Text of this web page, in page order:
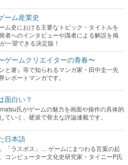
ーム産業史
ム史における主要なトピック・タイトルを
者へのインタビューや識者による解説を掲
一望できる決定版！
ゲームクリエイターの青春〜
と箸』等で知られるマンガ家・田中圭一先
レポートマンガです。
面白い？
氏がゲームの魅力を画面や操作の具体的
ていく、硬派で骨太な評論連載です。
日本語
「ラスボス」… ゲームにまつわる言葉の起
コンピューター文化史研究家・タイニーP氏